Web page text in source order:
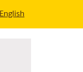
English